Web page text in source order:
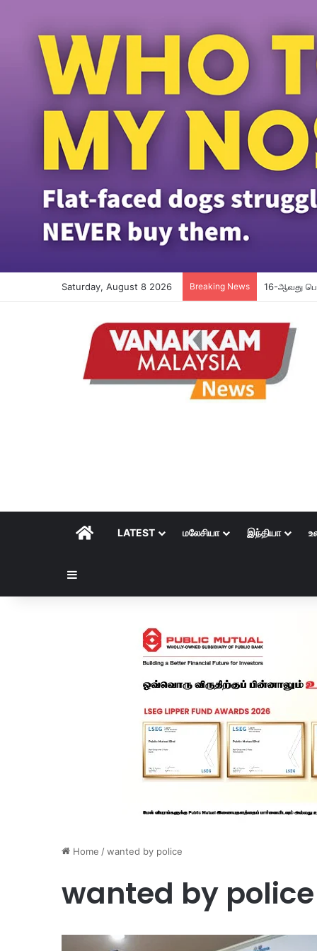
Saturday, August 8 2026 Breaking News
HOMELATEST மலேசியா இந்தியா
Home /wanted by police
wanted by police